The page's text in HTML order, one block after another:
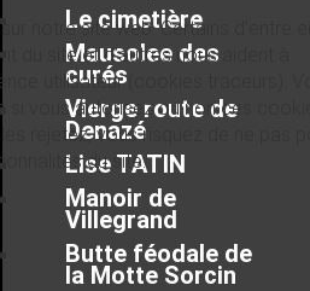
Le cimetière
Mausolee des
curés
Vierge route de
Denazé
Lise TATIN
Manoir de
Villegrand
Butte féodale de
la Motte Sorcin
notre site web. Certains d’entre
du site et d’autres nous aident à
utilisateur (cookies traceurs).
si vous autorisez ou non ces
rejetez, vous risquez de ne pas
du site.